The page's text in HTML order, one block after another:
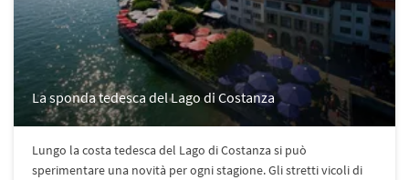
La sponda tedesca del Lago di Costanza
Lungo la costa tedesca del Lago di Costanza si può
sperimentare una novità per ogni stagione. Gli stretti vicoli di